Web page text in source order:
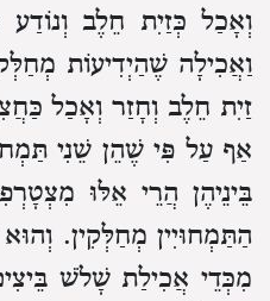
וְאָכַל כְּזַיִת חֵלֶב וְנוֹדַע
וַאֲכִילָה שֶׁהַיְדִיעוֹת
זַיִת חֵלֶב וְחָזַר וְאָכַל
אַף עַל פִּי שֶׁהֵן שֵׁנִי
בֵּינֵיהֶן הֲרֵי אֵלּוּ
הַתַּמְחוּיִין מְחַלְּקִין.
מִכְּדֵי אֲכִילַת שָׁלֹשׁ